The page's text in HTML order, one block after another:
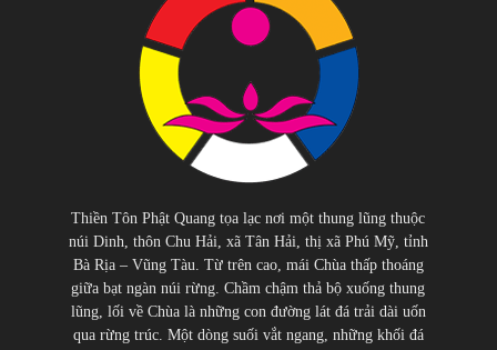
Thiền Tôn Phật Quang tọa lạc nơi một thung lũng thuộc
núi Dinh, thôn Chu Hải, xã Tân Hải, thị xã Phú Mỹ, tỉnh
Bà Rịa – Vũng Tàu. Từ trên cao, mái Chùa thấp thoáng
giữa bạt ngàn núi rừng. Chầm chậm thả bộ xuống thung
lũng, lối về Chùa là những con đường lát đá trải dài uốn
qua rừng trúc. Một dòng suối vắt ngang, những khối đá